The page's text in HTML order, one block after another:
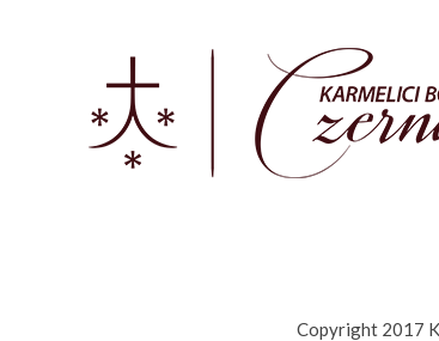
Copyright 2017